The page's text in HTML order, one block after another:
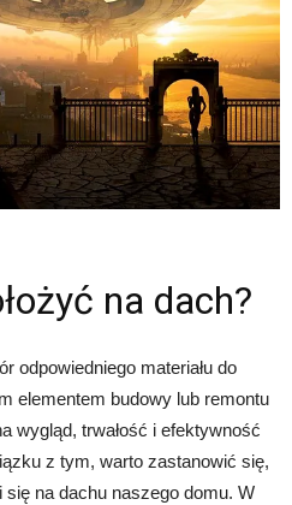
na dach?
odpowiedniego materiału do
elementem budowy lub remontu
wygląd, trwałość i efektywność
z tym, warto zastanowić się,
się na dachu naszego domu. W